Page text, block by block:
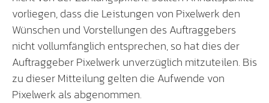
vorliegen, dass die Leistungen von Pixelwerk den
Wünschen und Vorstellungen des Auftraggebers
nicht vollumfänglich entsprechen, so hat dies der
Auftraggeber Pixelwerk unverzüglich mitzuteilen. Bis
zu dieser Mitteilung gelten die Aufwende von
Pixelwerk als abgenommen.